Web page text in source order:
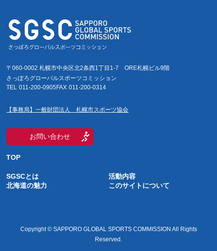
〒060-0002 札幌市中央区北2条西1丁目1-7ORE札幌ビル9階
さっぽろグローバルスポーツコミッション
TEL
011-200-0905FAX 011-200-0314
【事務局】一般財団法人 札幌市スポーツ協会
お問い合わせ
TOP
SGSCとは
活動内容
北海道の魅力
このサイトについて
Copyright © SAPPORO GLOBAL SPORTS COMMISSION All Rights
Reserved.